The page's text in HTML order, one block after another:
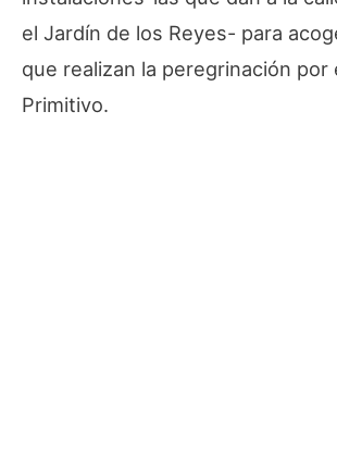
el Jardín de los Reyes- para
que realizan la peregrinación por
Primitivo.